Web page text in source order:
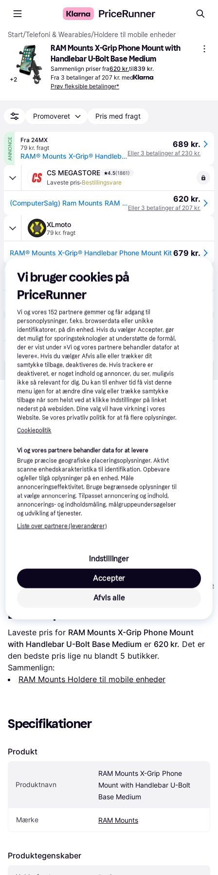
Start/Telefoni & Wearables/Holdere til mobile enheder
+2
RAM Mounts X-Grip Phone Mount with
Handlebar U-Bolt Base Medium
Sammenlign priser fra620 kr.til839 kr.
Fra 3 betalinger af 207 kr. med
Prøv fleksible betalinger*
Promoveret Pris med fragt
ANNONCE
Fra 24MX
79 kr. fragt
RAM® Mounts X-Grip® Handlebar Phone Mount Kit
689 kr.
Eller 3 betalinger af 230 kr.
CS MEGASTORE 4.5(1861)
Laveste pris·Bestillingsvare
(ComputerSalg) Ram Mounts RAM RAIL U-BOLT MOUNT UNIVERSAL RAM X-GRIP 620 kr.
Eller 3 betalinger af 207 kr.
XLmoto
79 kr. fragt
RAM® Mounts X-Grip® Handlebar Phone Mount Kit679 kr.
24MX
79 kr. fragt
Eller 3 betalinger af 230 kr.
iPhonehus
Bestillingsvare
RAM Mount - X-Grip med U-bolt (iPhone). 839 kr.
Relaterede produkter
Se vores forslag til andre produkter, der matcher dine
interesser. Vis alle
223 kr.
Eller 3 betalinger af 74 kr.
MagSafe Ring 2-Pack
40 kr.
Eller 3
Læs om produktet
Laveste pris for RAM Mounts X-Grip Phone Mount
with Handlebar U-Bolt Base Medium er 620 kr. Det er
den bedste pris lige nu blandt 5 butikker.
Sammenlign:
RAM Mounts Holdere til mobile enheder
Specifikationer
Produkt
Produktnavn
RAM Mounts X-Grip Phone
Mount with Handlebar U-Bolt
Base Medium
Mærke RAM Mounts
Produktegenskaber
Vi bruger cookies på
PriceRunner
Vi og vores152 partnere gemmer og får adgang til
personoplysninger, f.eks. browserdata eller unikke
identifikatorer, på din enhed. Hvis du vælger Accepter, gør
det muligt for sporingsteknologier at understøtte de formål,
der er vist under »Vi og vores partnere behandler datafor at
levere«. Hvis du vælger Afvis alle eller trækker dit
samtykke tilbage, deaktiveres de. Hvis trackere er
deaktiveret, er noget indhold og annoncer, du ser, muligvis
ikke så relevant for dig. Du kan til enhver tid få vist denne
menu igen for at ændre dine valg eller trække samtykke
tilbage når som helst ved at klikke Indstillinger på linket
nederst på websiden. Dine valg vil have virkning i vores
Website. Se vores privatliv politik for at få flere oplysninger.
Cookiepolitik
Vi og vores partnere behandler data for at levere
Bruge præcise geografiske placeringsoplysninger. Aktivt
scanne enhedskarakteristika til identifikation. Opbevare
og/eller tilgå oplysninger på en enhed. Måle
annonceringseffektivitet. Bruge begrænsede oplysninger til
at vælge annoncering. Tilpasset annoncering og indhold,
annoncerings- og indholdsmåling, målgruppeundersøgelser
og udvikling af tjenester.
Liste over partnere (leverandører)
Indstillinger
Afvis alle
Accepter